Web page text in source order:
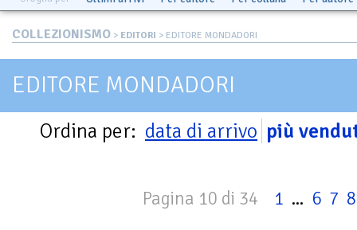
COLLEZIONISMO > EDITORI > EDITORE MONDADORI
EDITORE MONDADORI
Ordina per: data di arrivo più
Pagina 10 di 34 1 ... 6 7 8